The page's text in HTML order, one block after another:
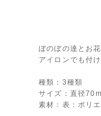
ぼのぼの達とお
アイロンでも付
種類：3種類
サイズ：直径
素材：表：ポリ